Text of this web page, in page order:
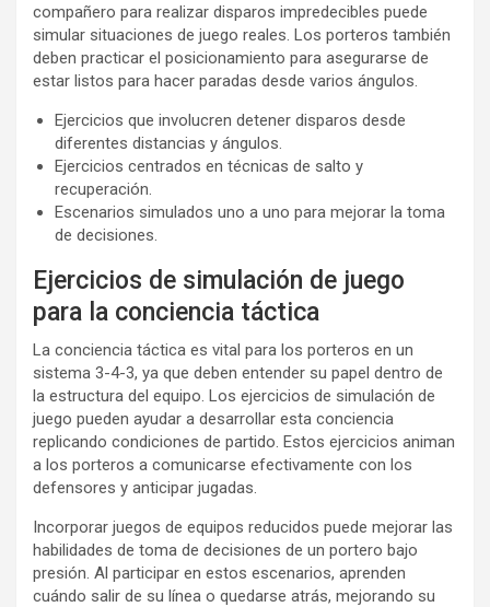
compañero para realizar disparos impredecibles puede
simular situaciones de juego reales. Los porteros también
deben practicar el posicionamiento para asegurarse de
estar listos para hacer paradas desde varios ángulos.
Ejercicios que involucren detener disparos desde
diferentes distancias y ángulos.
Ejercicios centrados en técnicas de salto y
recuperación.
Escenarios simulados uno a uno para mejorar la toma
de decisiones.
Ejercicios de simulación de juego
para la conciencia táctica
La conciencia táctica es vital para los porteros en un
sistema 3-4-3, ya que deben entender su papel dentro de
la estructura del equipo. Los ejercicios de simulación de
juego pueden ayudar a desarrollar esta conciencia
replicando condiciones de partido. Estos ejercicios animan
a los porteros a comunicarse efectivamente con los
defensores y anticipar jugadas.
Incorporar juegos de equipos reducidos puede mejorar las
habilidades de toma de decisiones de un portero bajo
presión. Al participar en estos escenarios, aprenden
cuándo salir de su línea o quedarse atrás, mejorando su